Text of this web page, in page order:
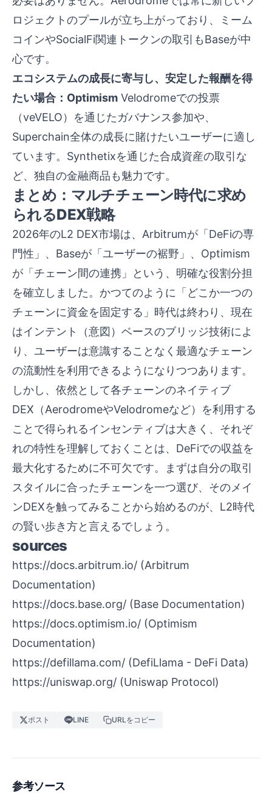
ロジェクトのプールが立ち上がっており、ミーム
コインやSocialFi関連トークンの取引もBaseが中
心です。
エコシステムの成長に寄与し、安定した報酬を得
たい場合：Optimism Velodromeでの投票
（veVELO）を通じたガバナンス参加や、
Superchain全体の成長に賭けたいユーザーに適し
ています。Synthetixを通じた合成資産の取引な
ど、独自の金融商品も魅力です。
まとめ：マルチチェーン時代に求め
られるDEX戦略
2026年のL2 DEX市場は、Arbitrumが「DeFiの専
門性」、Baseが「ユーザーの裾野」、Optimism
が「チェーン間の連携」という、明確な役割分担
を確立しました。かつてのように「どこか一つの
チェーンに資金を固定する」時代は終わり、現在
はインテント（意図）ベースのブリッジ技術によ
り、ユーザーは意識することなく最適なチェーン
の流動性を利用できるようになりつつあります。
しかし、依然として各チェーンのネイティブ
DEX（AerodromeやVelodromeなど）を利用する
ことで得られるインセンティブは大きく、それぞ
れの特性を理解しておくことは、DeFiでの収益を
最大化するために不可欠です。まずは自分の取引
スタイルに合ったチェーンを一つ選び、そのメイ
ンDEXを触ってみることから始めるのが、L2時代
の賢い歩き方と言えるでしょう。
sources
https://docs.arbitrum.io/ (Arbitrum
Documentation)
https://docs.base.org/ (Base Documentation)
https://docs.optimism.io/ (Optimism
Documentation)
https://defillama.com/ (DefiLlama - DeFi Data)
https://uniswap.org/ (Uniswap Protocol)
ポスト LINE URLをコピー
参考ソース